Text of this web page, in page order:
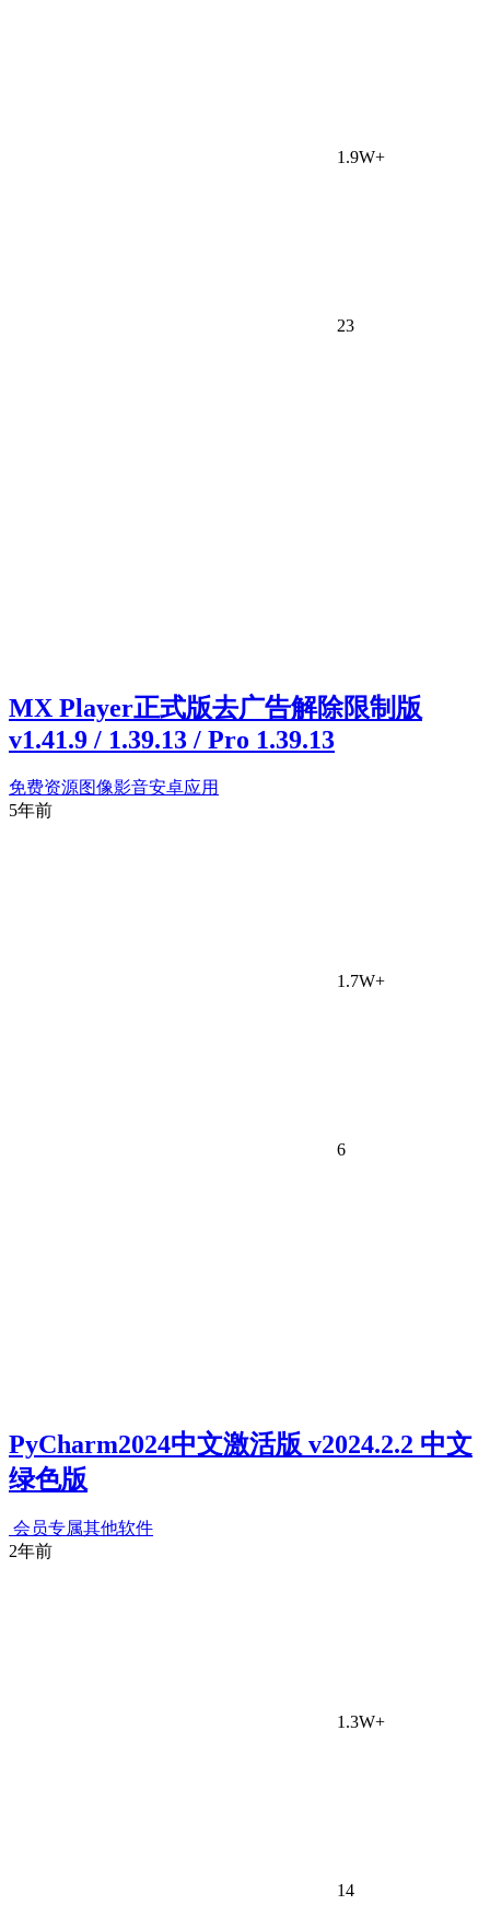
1.9W+
23
MX Player正式版去广告解除限制版
v1.41.9 / 1.39.13 / Pro 1.39.13
免费资源图像影音安卓应用
5年前
1.7W+
6
PyCharm2024中文激活版 v2024.2.2 中文
绿色版
会员专属其他软件
2年前
1.3W+
14